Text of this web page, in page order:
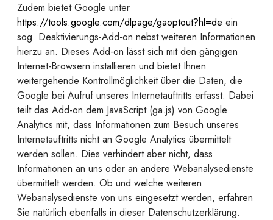
Zudem bietet Google unter
https://tools.google.com/dlpage/gaoptout?hl=de ein
sog. Deaktivierungs-Add-on nebst weiteren Informationen
hierzu an. Dieses Add-on lässt sich mit den gängigen
Internet-Browsern installieren und bietet Ihnen
weitergehende Kontrollmöglichkeit über die Daten, die
Google bei Aufruf unseres Internetauftritts erfasst. Dabei
teilt das Add-on dem JavaScript (ga.js) von Google
Analytics mit, dass Informationen zum Besuch unseres
Internetauftritts nicht an Google Analytics übermittelt
werden sollen. Dies verhindert aber nicht, dass
Informationen an uns oder an andere Webanalysedienste
übermittelt werden. Ob und welche weiteren
Webanalysedienste von uns eingesetzt werden, erfahren
Sie natürlich ebenfalls in dieser Datenschutzerklärung.